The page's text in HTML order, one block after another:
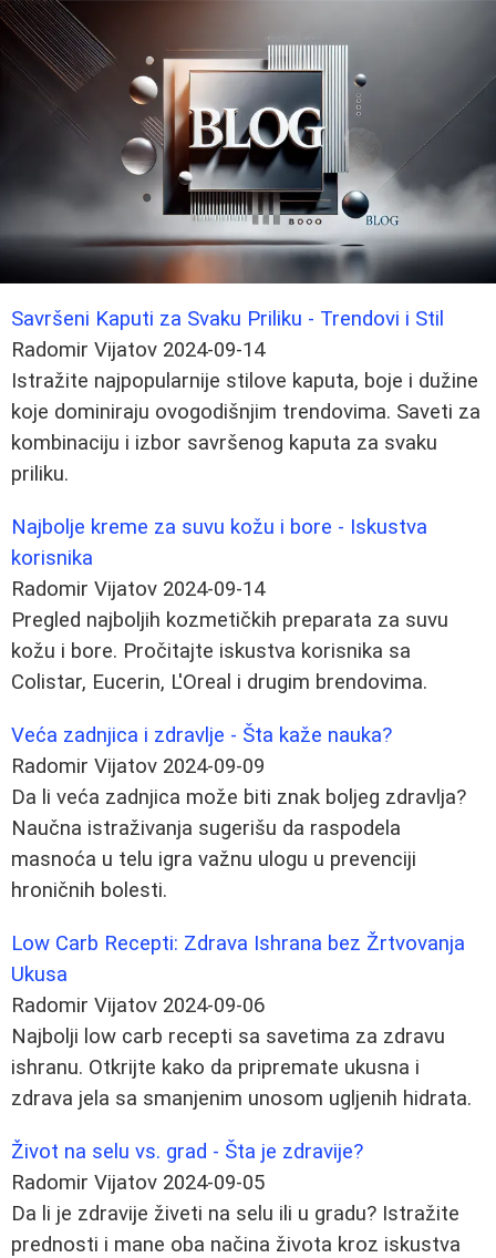
Savršeni Kaputi za Svaku Priliku - Trendovi i Stil
Radomir Vijatov 2024-09-14
Istražite najpopularnije stilove kaputa, boje i dužine
koje dominiraju ovogodišnjim trendovima. Saveti za
kombinaciju i izbor savršenog kaputa za svaku
priliku.
Najbolje kreme za suvu kožu i bore - Iskustva
korisnika
Radomir Vijatov 2024-09-14
Pregled najboljih kozmetičkih preparata za suvu
kožu i bore. Pročitajte iskustva korisnika sa
Colistar, Eucerin, L'Oreal i drugim brendovima.
Veća zadnjica i zdravlje - Šta kaže nauka?
Radomir Vijatov 2024-09-09
Da li veća zadnjica može biti znak boljeg zdravlja?
Naučna istraživanja sugerišu da raspodela
masnoća u telu igra važnu ulogu u prevenciji
hroničnih bolesti.
Low Carb Recepti: Zdrava Ishrana bez Žrtvovanja
Ukusa
Radomir Vijatov 2024-09-06
Najbolji low carb recepti sa savetima za zdravu
ishranu. Otkrijte kako da pripremate ukusna i
zdrava jela sa smanjenim unosom ugljenih hidrata.
Život na selu vs. grad - Šta je zdravije?
Radomir Vijatov 2024-09-05
Da li je zdravije živeti na selu ili u gradu? Istražite
prednosti i mane oba načina života kroz iskustva